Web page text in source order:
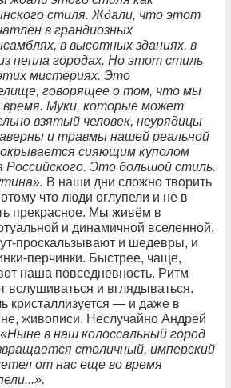
стиля.Ждали, что этот
в грандиозных
, в высотных зданиях, в
пепла городах. Но этот стиль
мистериях. Это
, говорящее о том, что мы
время. Муки, которые может
взятый человек, неурядицы
и травмы нашей реальной
сияющим куполом
Российского. Это большой стиль.
. В наши дни сложно творить
что люди оглупели и не в
прекрасное. Мы живём в
и динамичной вселенной,
проскальзывают и шедевры, и
перчинки. Быстрее, чаще,
наша повседневность. Ритм
вслушиваться и вглядываться.
кристаллизуется — и даже в
живописи. Неслучайно Андрей
«Ныне в наш колоссальный город
столичный, имперский
от нас еще во время
...».